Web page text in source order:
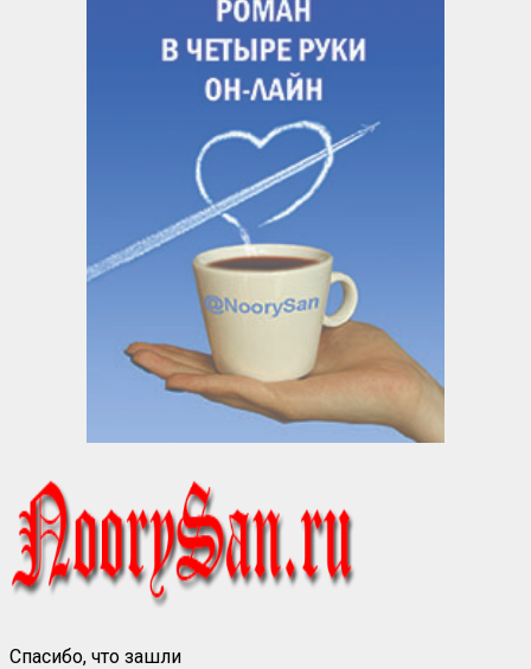
Спасибо, что зашли